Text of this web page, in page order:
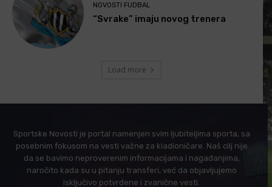
NOVOSTI FUDBAL
“Svrake” imaju novog trenera
Load more
Sportske Novosti je portal namenjen svim ljubiteljima sporta, sa
posebnim fokusom na vesti važne za kladioničare. Naš cilj nije
da se bavimo neproverenim informacijama i nagađanjima,
naročito kada su u pitanju transferi, već da objavljujemo
isključivo potvrđene i zvanične vesti.